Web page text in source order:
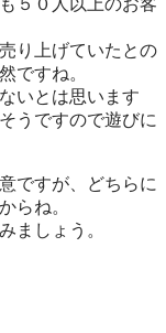
５０人以上のお客
り上げていたとの
ですね。
いとは思います
うですので遊びに
ですが、どちらに
からね。
ましょう。